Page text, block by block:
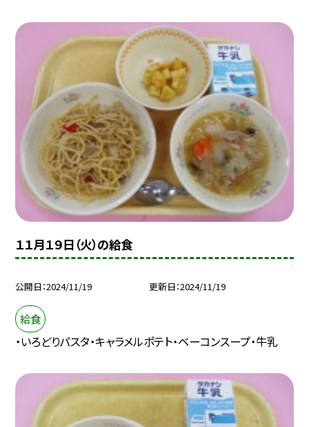
１１月１９日（火）の給食
公開日 2024/11/19 更新日 2024/11/19
給食
・いろどりパスタ・キャラメルポテト・ベーコンスープ・牛乳